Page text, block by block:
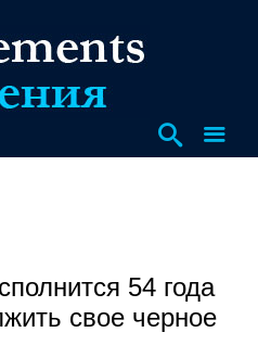
54 года
свое черное